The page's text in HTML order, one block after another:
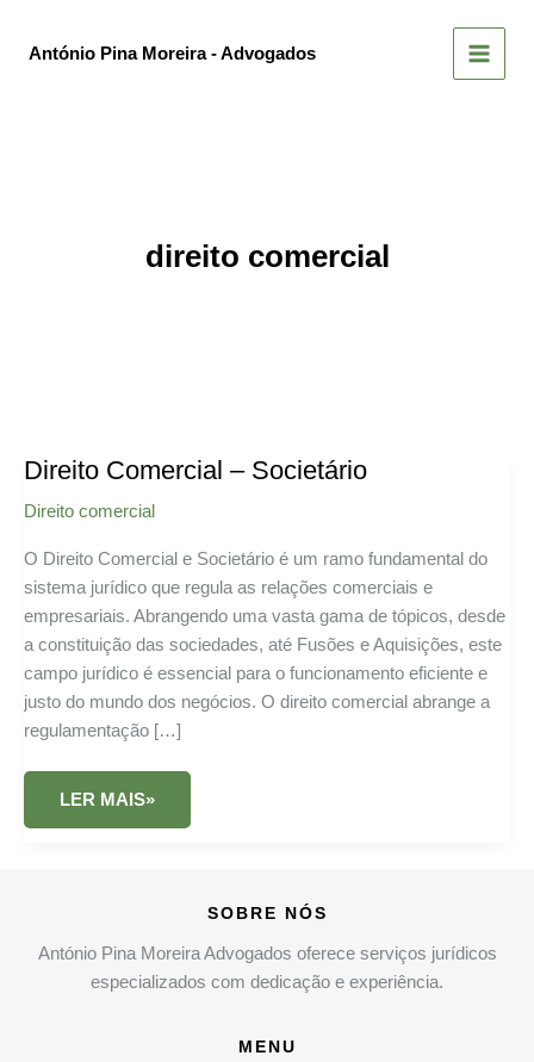
António Pina Moreira - Advogados
direito comercial
Direito Comercial – Societário
Direito comercial
O Direito Comercial e Societário é um ramo fundamental do
sistema jurídico que regula as relações comerciais e
empresariais. Abrangendo uma vasta gama de tópicos, desde
a constituição das sociedades, até Fusões e Aquisições, este
campo jurídico é essencial para o funcionamento eficiente e
justo do mundo dos negócios. O direito comercial abrange a
regulamentação […]
DIREITO
–
LER MAIS»
SOBRE NÓS
António Pina Moreira Advogados oferece serviços jurídicos
especializados com dedicação e experiência.
MENU